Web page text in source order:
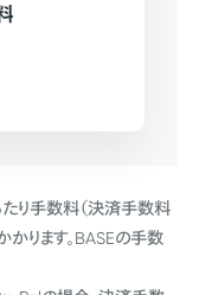
り手数料（決済手数料
ります。BASEの手数